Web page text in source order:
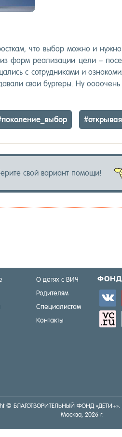
что вы­бор мож­но и
форм ре­али­зации це­ли –
с сот­рудни­ками и
свои бур­ге­ры. Ну о­ооочень
свой ва­ри­ант по­мощи!
О детях с ВИЧ
Родителям
Специалистам
Контакты
ФОНД
sitemap
© БЛА­ГОТ­ВО­РИТЕЛЬ­НЫЙ ФОНД
Мос­ква, 2026 г.